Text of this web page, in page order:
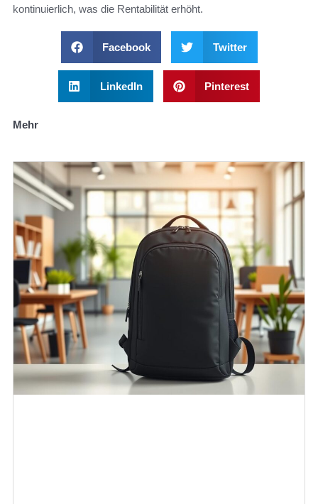
kontinuierlich, was die Rentabilität erhöht.
Facebook Twitter
LinkedIn Pinterest
Mehr